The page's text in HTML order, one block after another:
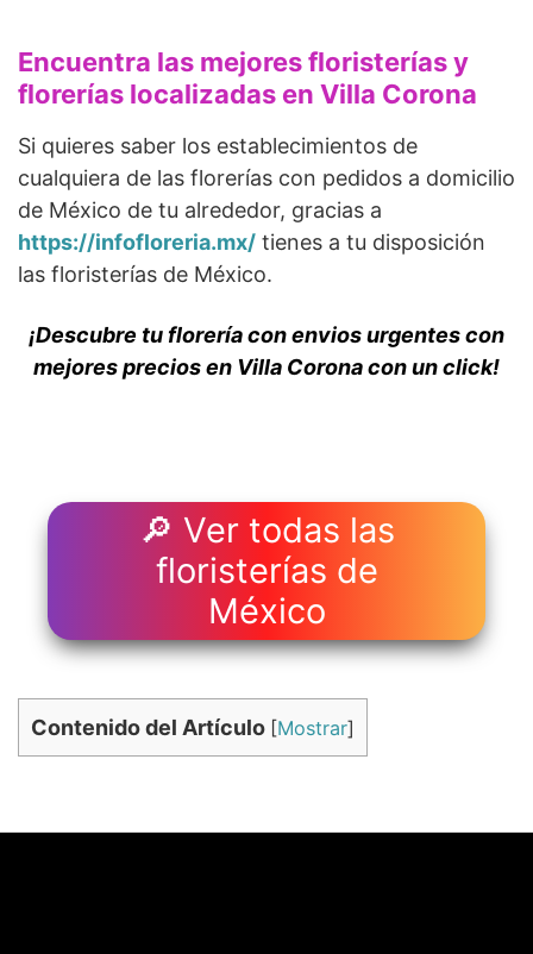
Encuentra las mejores floristerías y
florerías localizadas en Villa Corona
Si quieres saber los establecimientos de
cualquiera de las florerías con pedidos a domicilio
de México de tu alrededor, gracias a
https://infofloreria.mx/ tienes a tu disposición
las floristerías de México.
¡Descubre tu florería con envios urgentes con
mejores precios en Villa Corona con un click!
🔎 Ver todas las
floristerías de
México
Contenido del Artículo [Mostrar]